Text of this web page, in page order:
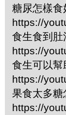
糖尿怎樣
https://
食生食到
https://
食生可以
https://
果食太多
https://